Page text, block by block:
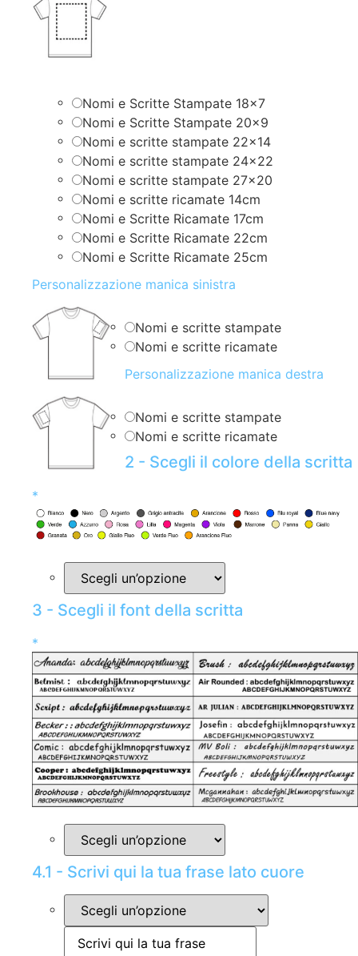
Nomi e Scritte Stampate 18×7
Nomi e Scritte Stampate 20×9
Nomi e scritte stampate 22×14
Nomi e scritte stampate 24×22
Nomi e scritte stampate 27×20
Nomi e scritte ricamate 14cm
Nomi e Scritte Ricamate 17cm
Nomi e Scritte Ricamate 22cm
Nomi e Scritte Ricamate 25cm
Personalizzazione manica sinistra
Nomi e scritte stampate
Nomi e scritte ricamate
Personalizzazione manica destra
Nomi e scritte stampate
Nomi e scritte ricamate
2 - Scegli il colore della scritta
*
3 - Scegli il font della scritta
*
4.1 - Scrivi qui la tua frase lato cuore